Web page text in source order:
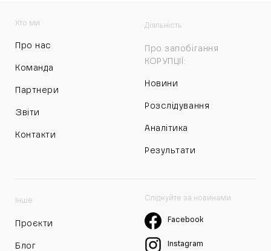
Хто ми
Про нас
Команда
Партнери
Звіти
Контакти
Діяльність
Про запобігання
КОРУПЦІЇ:
Новини
Розслідування
Аналітика
Результати
Інше
Проєкти
Блог
Слідкуйте за новинами
Facebook
Instagram